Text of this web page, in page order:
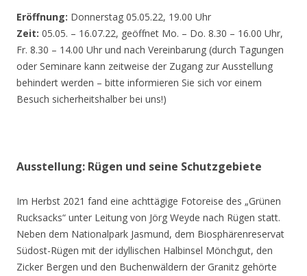
Eröffnung: Donnerstag 05.05.22, 19.00 Uhr
Zeit: 05.05. – 16.07.22, geöffnet Mo. – Do. 8.30 – 16.00 Uhr,
Fr. 8.30 – 14.00 Uhr und nach Vereinbarung (durch Tagungen
oder Seminare kann zeitweise der Zugang zur Ausstellung
behindert werden – bitte informieren Sie sich vor einem
Besuch sicherheitshalber bei uns!)
Ausstellung: Rügen und seine Schutzgebiete
Im Herbst 2021 fand eine achttägige Fotoreise des „Grünen
Rucksacks“ unter Leitung von Jörg Weyde nach Rügen statt.
Neben dem Nationalpark Jasmund, dem Biosphärenreservat
Südost-Rügen mit der idyllischen Halbinsel Mönchgut, den
Zicker Bergen und den Buchenwäldern der Granitz gehörte